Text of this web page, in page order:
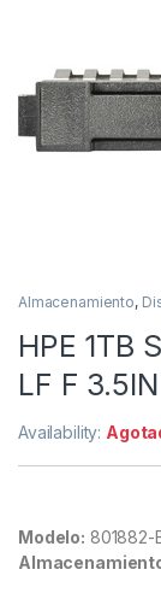
Almacenamiento,
HPE 1TB
LF F
Availability:
Modelo: 801882-